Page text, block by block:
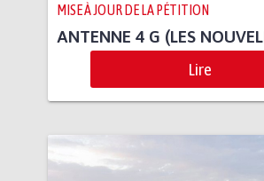
MISE À JOUR DE LA PÉTITION
ANTENNE 4 G (LES
Lire